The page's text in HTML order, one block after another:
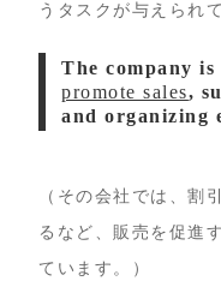
うタスクが与えられ
The company
promote sales,
and organizing
（その会社では、割
るなど、販売を促進
ています。）